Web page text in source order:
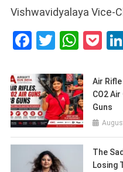
Vishwavidyalaya Vice-
Facebook
Twitter
Air
CO2
Guns
The
Losing